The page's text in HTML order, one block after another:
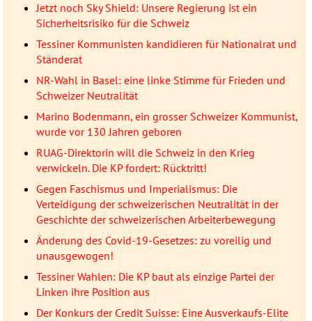
Jetzt noch Sky Shield: Unsere Regierung ist ein
Sicherheitsrisiko für die Schweiz
Tessiner Kommunisten kandidieren für Nationalrat und
Ständerat
NR-Wahl in Basel: eine linke Stimme für Frieden und
Schweizer Neutralität
Marino Bodenmann, ein grosser Schweizer Kommunist,
wurde vor 130 Jahren geboren
RUAG-Direktorin will die Schweiz in den Krieg
verwickeln. Die KP fordert: Rücktritt!
Gegen Faschismus und Imperialismus: Die
Verteidigung der schweizerischen Neutralität in der
Geschichte der schweizerischen Arbeiterbewegung
Änderung des Covid-19-Gesetzes: zu voreilig und
unausgewogen!
Tessiner Wahlen: Die KP baut als einzige Partei der
Linken ihre Position aus
Der Konkurs der Credit Suisse: Eine Ausverkaufs-Elite